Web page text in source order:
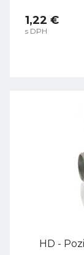
1,22 €
s DPH
HD -